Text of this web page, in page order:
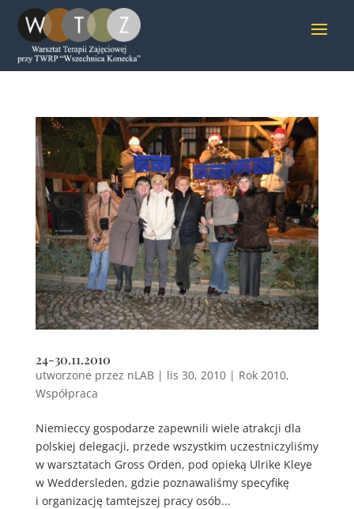
24-30.11.2010
utworzone przez nLAB| lis 30, 2010| Rok 2010,
Współpraca
Niemieccy gospodarze zapewnili wiele atrakcji dla
polskiej delegacji, przede wszystkim uczestniczyliśmy
w warsztatach Gross Orden, pod opieką Ulrike Kleye
w Weddersleden, gdzie poznawaliśmy specyfikę
i organizację tamtejszej pracy osób...